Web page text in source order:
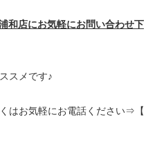
和店にお気軽にお問い合わせ下
スメです♪
くはお気軽にお電話ください⇒【